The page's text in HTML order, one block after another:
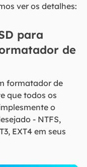
ver os detalhes:
para
de
formatador de
que todos os
o
- NTFS,
EXT4 em seus